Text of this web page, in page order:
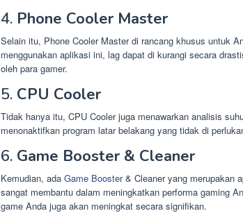
4. Phone Cooler Master
Selain itu, Phone Cooler Master di rancang khusus untuk
menggunakan aplikasi ini, lag dapat di kurangi secara
oleh para gamer.
5. CPU Cooler
Tidak hanya itu, CPU Cooler juga menawarkan analisis
menonaktifkan program latar belakang yang tidak di
6. Game Booster & Cleaner
Kemudian, ada Game Booster& Cleaner yang merupakan
sangat membantu dalam meningkatkan performa gaming
game Anda juga akan meningkat secara signifikan.